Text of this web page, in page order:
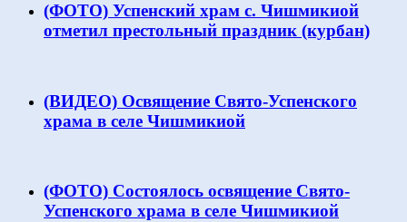
(ФОТО) Успенский храм с. Чишмикиой
отметил престольный праздник (курбан)
(ВИДЕО) Освящение Свято-Успенского
храма в селе Чишмикиой
(ФОТО) Состоялось освящение Свято-
Успенского храма в селе Чишмикиой